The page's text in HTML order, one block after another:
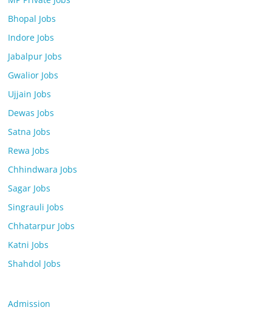
Bhopal Jobs
Indore Jobs
Jabalpur Jobs
Gwalior Jobs
Ujjain Jobs
Dewas Jobs
Satna Jobs
Rewa Jobs
Chhindwara Jobs
Sagar Jobs
Singrauli Jobs
Chhatarpur Jobs
Katni Jobs
Shahdol Jobs
Admission